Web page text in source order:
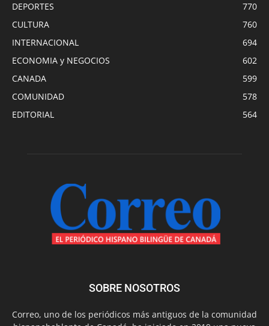
DEPORTES
770
CULTURA
760
INTERNACIONAL
694
ECONOMIA y NEGOCIOS
602
CANADA
599
COMUNIDAD
578
EDITORIAL
564
SOBRE NOSOTROS
Correo, uno de los periódicos más antiguos de la comunidad